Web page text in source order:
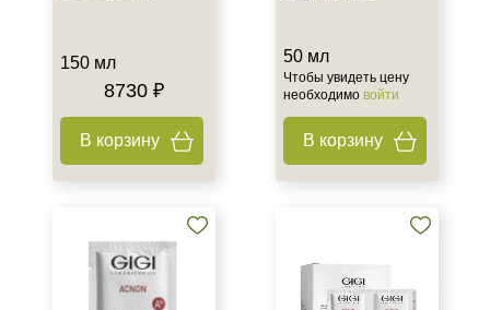
150 мл
8730 ₽
В корзину
50 мл
Чтобы увидеть цену
необходимо войти
В корзину